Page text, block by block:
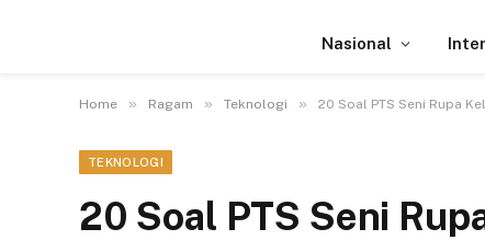
Nasional
Home » Ragam » Teknologi » 20 Soal PTS Seni Rupa
TEKNOLOGI
20 Soal PTS Seni